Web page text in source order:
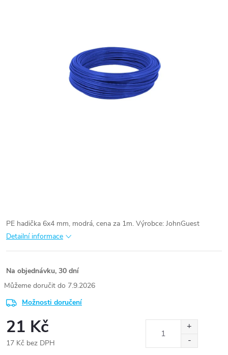
PE hadička 6x4 mm, modrá, cena za 1m. Výrobce: JohnGuest
Detailní informace
Na objednávku, 30 dní
7.9.2026
Možnosti doručení
21 Kč
17 Kč bez DPH